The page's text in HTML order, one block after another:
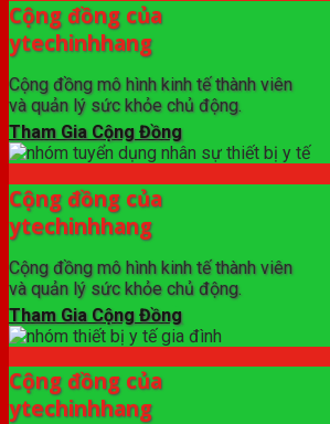
Cộng đồng của
ytechinhhang
Cộng đồng mô hình kinh tế thành viên
và quản lý sức khỏe chủ động.
Tham Gia Cộng Đồng
Cộng đồng của
ytechinhhang
Cộng đồng mô hình kinh tế thành viên
và quản lý sức khỏe chủ động.
Tham Gia Cộng Đồng
Cộng đồng của
ytechinhhang